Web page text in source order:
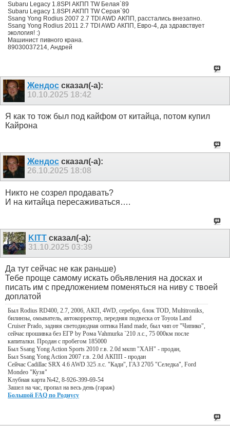
Subaru Legacy 1.8SPI АКПП TW Белая`89
Subaru Legacy 1.8SPI АКПП TW Серая`90
Ssang Yong Rodius 2007 2.7 TDI AWD АКПП, расстались внезапно.
Ssang Yong Rodius 2011 2.7 TDI AWD АКПП, Евро-4, да здравствует
экология! :)
Машинист пивного крана.
89030037214, Андрей
Жендоссказал(-а):
10.10.2025 18:42
Я как то тож был под кайфом от китайца, потом купил
Кайрона
Жендоссказал(-а):
26.10.2025 18:08
Никто не созрел продавать?
И на китайца пересаживаться….
KITT сказал(-а):
31.10.2025 03:39
Да тут сейчас не как раньше)
Тебе проще самому искать объявления на досках и
писать им с предложением поменяться на ниву с твоей
доплатой
Был Rodius RD400, 2.7, 2006, АКП, 4WD, серебро, блок TOD, Multitroniks,
билинзы, омыватель, автокорректор, передняя подвеска от Toyota Land
Cruiser Prado, задняя светодиодная оптика Hand made, был чип от "Чипико",
сейчас прошивка без ЕГР by Рома Vahmurka `210 л.с., 75 000км после
капиталки. Продан с пробегом 185000
Был Ssang Yong Action Sports 2010 г.в. 2.0d мкпп "ХАН" - продан,
Был Ssang Yong Action 2007 г.в. 2.0d АКПП - продан
Сейчас Cadillac SRX 4.6 AWD 325 л.с. "Кади", ГАЗ 2705 "Селедка", Ford
Mondeo "Кузя"
Клубная карта №42, 8-926-399-69-54
Зашел на час, пропал на весь день (гараж)
Большой FAQ по Родиусу